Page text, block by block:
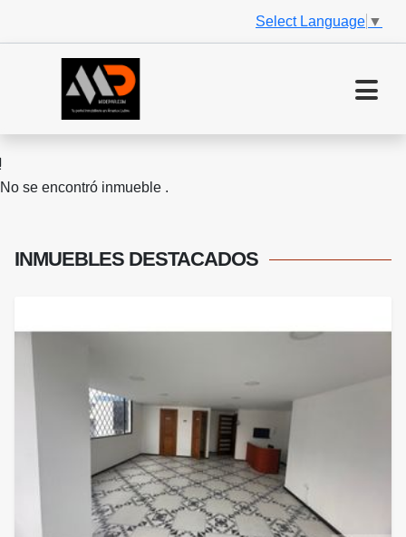
Select Language ▼
No se encontró inmueble .
INMUEBLES DESTACADOS